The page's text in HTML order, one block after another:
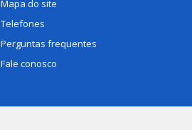
Mapa do site
Telefones
Perguntas frequentes
Fale conosco